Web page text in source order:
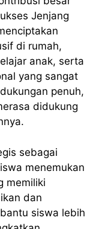
Jenjang
di rumah,
anak, serta
yang sangat
penuh,
didukung
sebagai
menemukan
memiliki
dan
siswa lebih